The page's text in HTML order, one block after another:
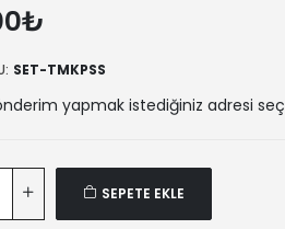
SET-TMKPSS
yapmak istediğiniz adresi
SEPETE EKLE